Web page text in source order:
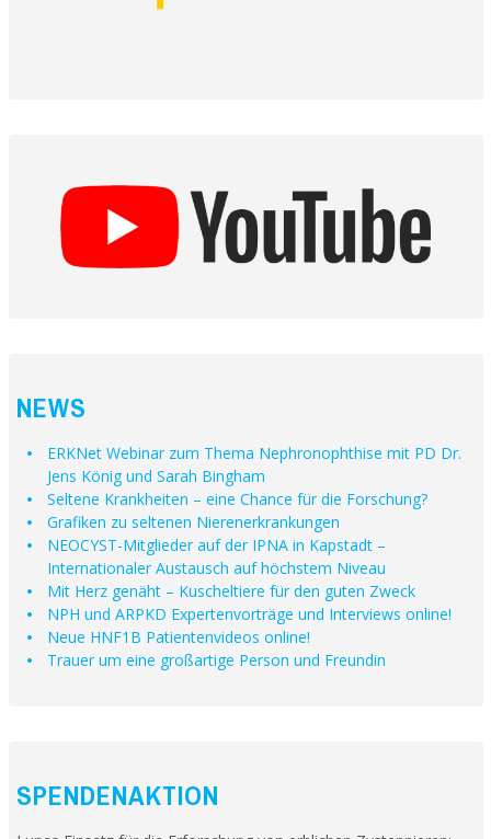
NEWS
ERKNet Webinar zum Thema Nephronophthise mit PD Dr.
Jens König und Sarah Bingham
Seltene Krankheiten – eine Chance für die Forschung?
Grafiken zu seltenen Nierenerkrankungen
NEOCYST-Mitglieder auf der IPNA in Kapstadt –
Internationaler Austausch auf höchstem Niveau
Mit Herz genäht – Kuscheltiere für den guten Zweck
NPH und ARPKD Expertenvorträge und Interviews online!
Neue HNF1B Patientenvideos online!
Trauer um eine großartige Person und Freundin
SPENDENAKTION